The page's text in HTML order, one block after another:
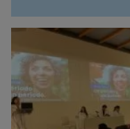
Unidad de Medicina
Invictum del
Arturo Soria